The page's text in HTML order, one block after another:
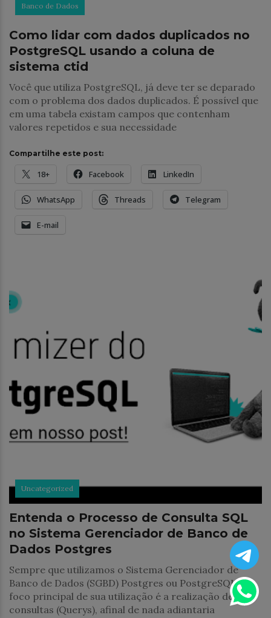
Banco de Dados
Como lidar com dados duplicados no
PostgreSQL usando a coluna de
sistema ctid
Você que utiliza PostgreSQL, já deve ter se deparado
com o problema dos dados duplicados. É possível que
em uma tabela existam campos que contenham
valores repetidos e sua necessidade
Compartilhe este post:
18+ Facebook LinkedIn
WhatsApp Threads Telegram
E-mail
Uncategorized
Entenda o Processo de Consulta SQL
no Sistema Gerenciador de Banco de
Dados Postgres
Sempre que utilizamos o Sistema Gerenciador de
Banco de Dados (SGBD) Postgres ou PostgreSQL, o
foco principal de sua utilização é a realização de
consultas (Querys), afinal de nada adiantaria